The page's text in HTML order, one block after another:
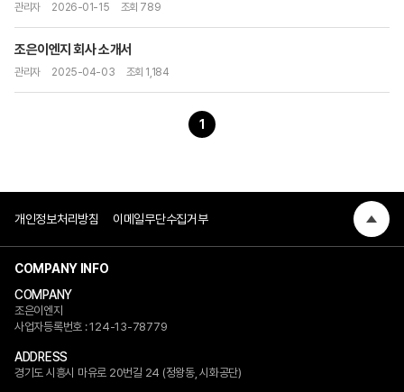
관리자 2026-01-15 조회 789
조은이엔지 회사 소개서
관리자 2025-04-03 조회 1,184
1
개인정보처리방침 이메일무단수집거부
COMPANY INFO
COMPANY
조은이엔지
사업자등록번호 : 124-13-78779
ADDRESS
경기도 시흥시 마유로 20번길 24 (정왕동, 시화공단)